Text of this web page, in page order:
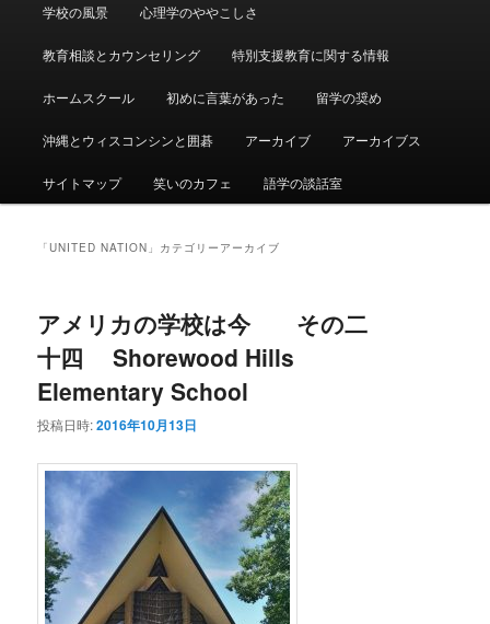
学校の風景 心理学のややこしさ
教育相談とカウンセリング 特別支援教育に関する情報
ホームスクール 初めに言葉があった 留学の奨め
沖縄とウィスコンシンと囲碁 アーカイブ アーカイブス
サイトマップ 笑いのカフェ 語学の談話室
「UNITED NATION 」カテゴリーアーカイブ
アメリカの学校は今 その二
十四 Shorewood Hills
Elementary School
投稿日時:2016年10月13日